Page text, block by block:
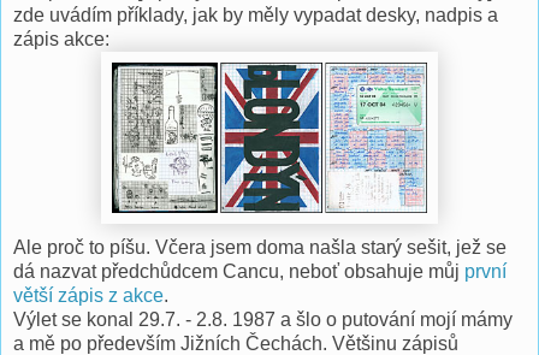
zde uvádím příklady, jak by měly vypadat desky, nadpis a
zápis akce:
Ale proč to píšu. Včera jsem doma našla starý sešit, jež se
dá nazvat předchůdcem Cancu, neboť obsahuje můj první
větší zápis z akce.
Výlet se konal 29.7. - 2.8. 1987 a šlo o putování mojí mámy
a mě po především Jižních Čechách. Většinu zápisů